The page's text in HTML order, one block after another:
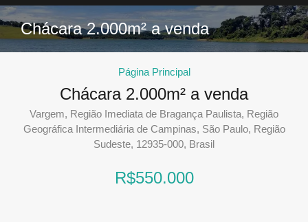
Chácara 2.000m² a venda
Página Principal
Chácara 2.000m² a venda
Vargem, Região Imediata de Bragança Paulista, Região
Geográfica Intermediária de Campinas, São Paulo, Região
Sudeste, 12935-000, Brasil
R$550.000